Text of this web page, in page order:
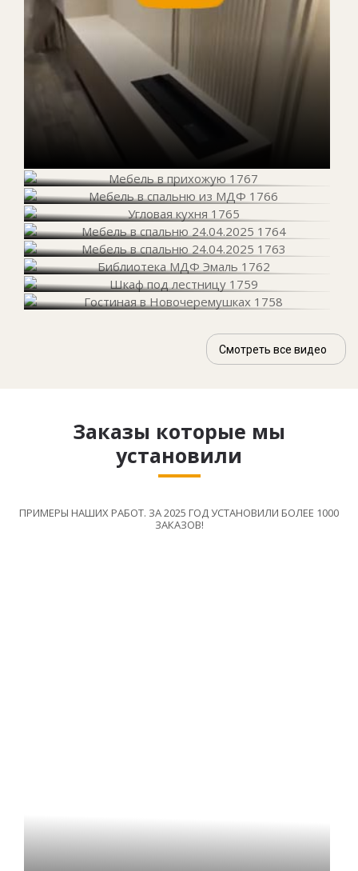
Смотреть все видео
Заказы которые мы
установили
ПРИМЕРЫ НАШИХ РАБОТ. ЗА 2025 ГОД УСТАНОВИЛИ БОЛЕЕ 1000
ЗАКАЗОВ!